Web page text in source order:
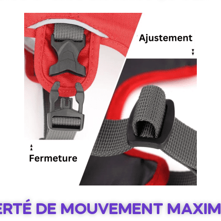
DE MOUVEMENT